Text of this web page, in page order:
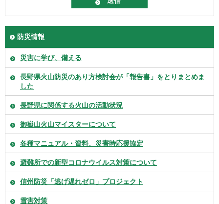
防災情報
災害に学び、備える
長野県火山防災のあり方検討会が「報告書」をとりまとめま
した
長野県に関係する火山の活動状況
御嶽山火山マイスターについて
各種マニュアル・資料、災害時応援協定
避難所での新型コロナウイルス対策について
信州防災「逃げ遅れゼロ」プロジェクト
雪害対策